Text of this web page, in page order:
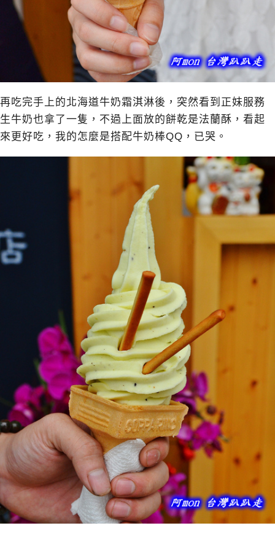
再吃完手上的北海道牛奶霜淇淋後，突然看到正妹服務
生牛奶也拿了一隻，不過上面放的餅乾是法蘭酥，看起
來更好吃，我的怎麼是搭配牛奶棒QQ，已哭。